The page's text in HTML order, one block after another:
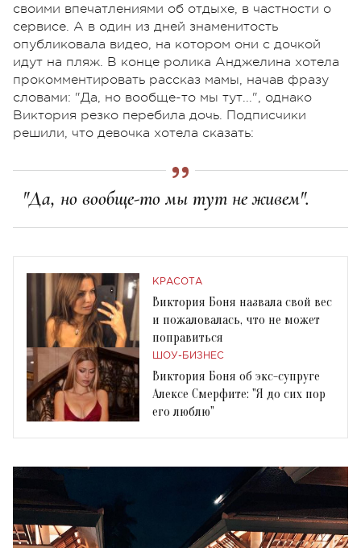
своими впечатлениями об отдыхе, в частности о
сервисе. А в один из дней знаменитость
опубликовала видео, на котором они с дочкой
идут на пляж. В конце ролика Анджелина хотела
прокомментировать рассказ мамы, начав фразу
словами: "Да, но вообще-то мы тут...", однако
Виктория резко перебила дочь. Подписчики
решили, что девочка хотела сказать:
"Да, но вообще-то мы тут не живем".
КРАСОТА
Виктория Боня назвала свой вес
и пожаловалась, что не может
поправиться
ШОУ-БИЗНЕС
Виктория Боня об экс-супруге
Алексе Смерфите: "Я до сих пор
его люблю"